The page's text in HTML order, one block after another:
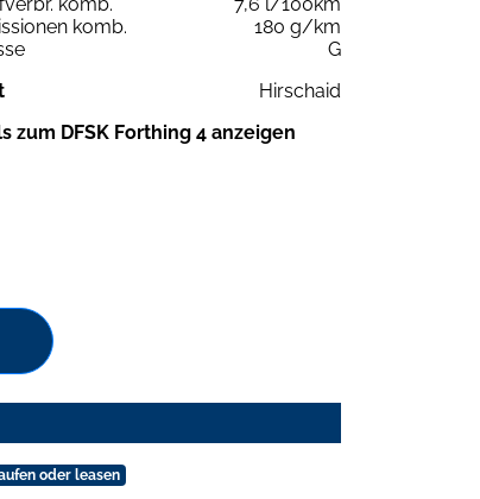
komb.
180 g/km
G
Hirschaid
zum DFSK Forthing 4 anzeigen
oder leasen